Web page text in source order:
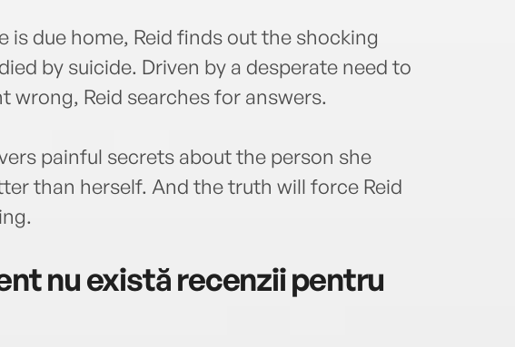
is due home, Reid finds out the shocking
by suicide. Driven by a desperate need to
wrong, Reid searches for answers.
painful secrets about the person she
than herself. And the truth will force Reid
nu există recenzii pentru